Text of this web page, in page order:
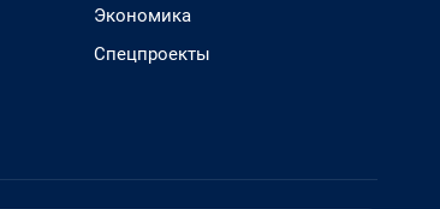
Экономика
Спецпроекты